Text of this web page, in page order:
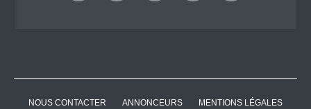
NOUS CONTACTER ANNONCEURS
MENTIONS LÉGALES